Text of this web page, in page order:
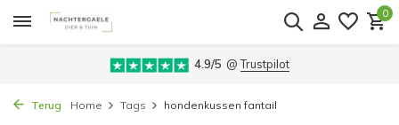
0
4.9/5 @Trustpilot
Terug Home Tags hondenkussen fantail